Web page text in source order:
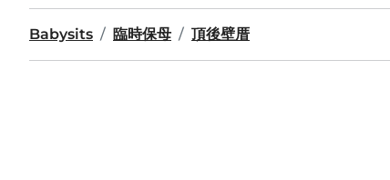
Babysits 臨時保母 頂後壁厝